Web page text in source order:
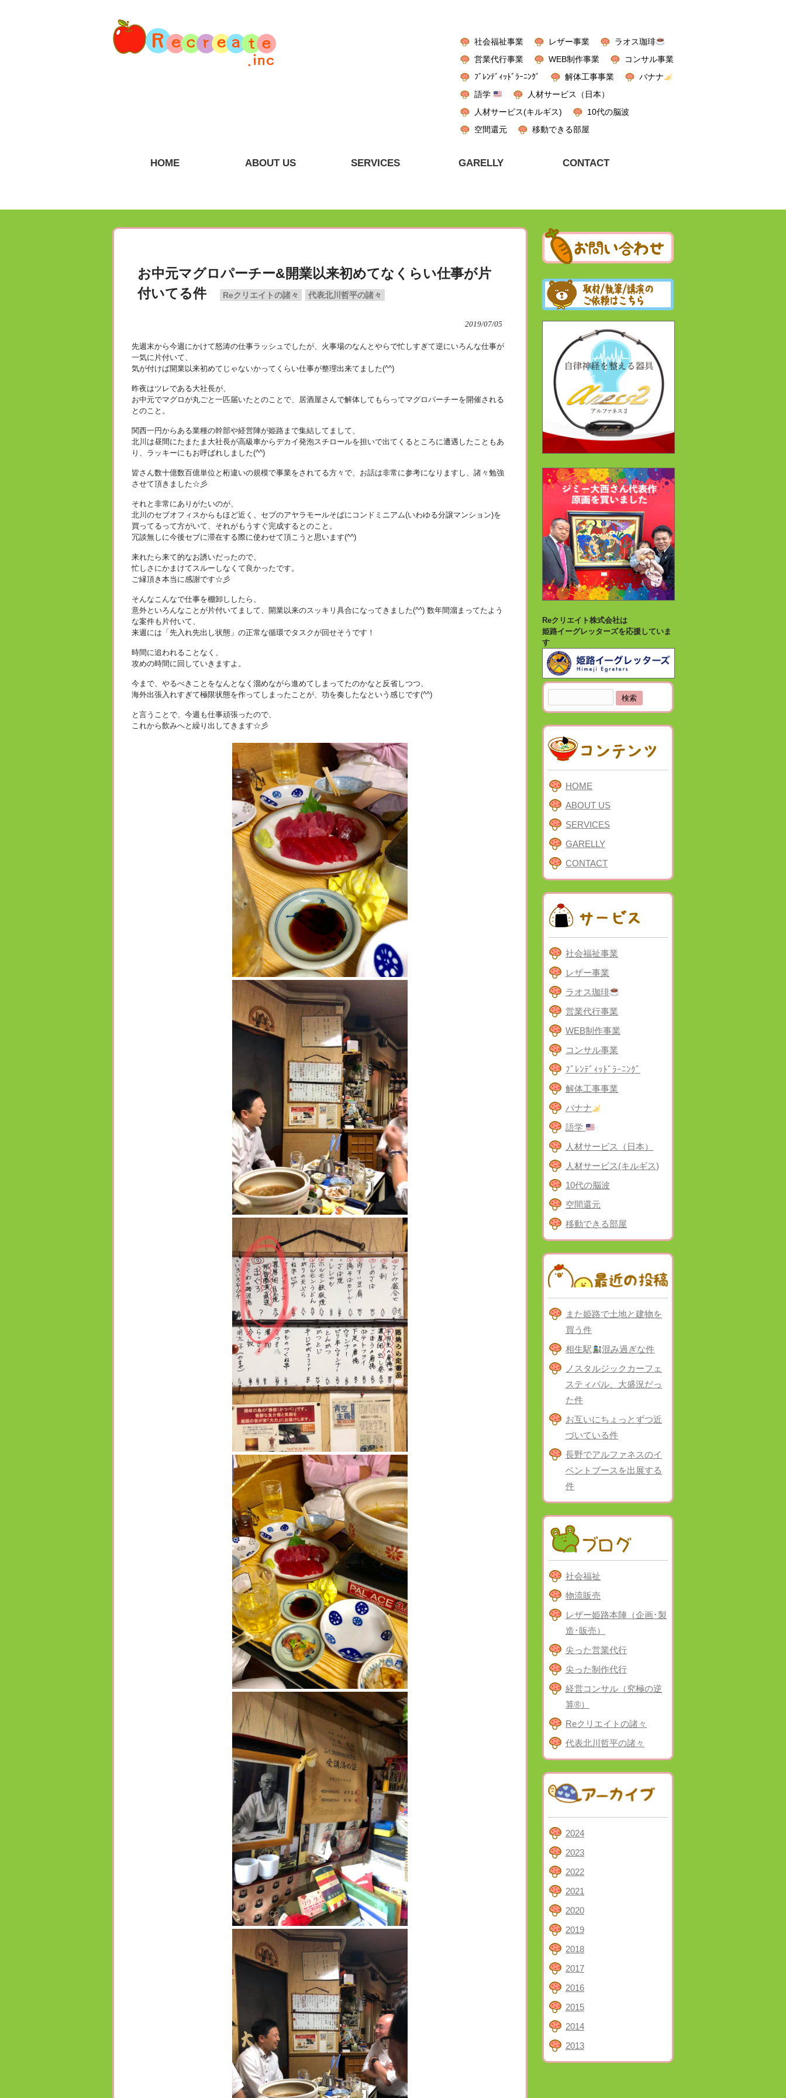
社会福祉事業 レザー事業
ラオス珈琲
営業代行事業
WEB制作事業
コンサル事業
ﾌﾞﾚﾝﾃﾞｨｯﾄﾞﾗｰﾆﾝｸﾞ
解体工事事業
バナナ
語学
人材サービス（日本）
人材サービス(キルギス)
10代の脳波
空間還元
移動できる部屋
HOME ABOUT US SERVICES GARELLY CONTACT
お中元マグロパーチー&開業以来初めてなくらい仕事が片
付いてる件
Reクリエイトの諸々 代表北川哲平の諸々
2019/07/05
先週末から今週にかけて怒涛の仕事ラッシュでしたが、火事場のなんとやらで忙しすぎて逆にいろんな仕事が
一気に片付いて、
気が付けば開業以来初めてじゃないかってくらい仕事が整理出来てました(^^)
昨夜はツレである大社長が、
お中元でマグロが丸ごと一匹届いたとのことで、居酒屋さんで解体してもらってマグロパーチーを開催される
とのこと。
関西一円からある業種の幹部や経営陣が姫路まで集結してまして、
北川は昼間にたまたま大社長が高級車からデカイ発泡スチロールを担いで出てくるところに遭遇したこともあ
り、ラッキーにもお呼ばれしました(^^)
皆さん数十億数百億単位と桁違いの規模で事業をされてる方々で、お話は非常に参考になりますし、諸々勉強
させて頂きました☆彡
それと非常にありがたいのが、
北川のセブオフィスからもほど近く、セブのアヤラモールそばにコンドミニアム(いわゆる分譲マンション)を
買ってるって方がいて、それがもうすぐ完成するとのこと。
冗談無しに今後セブに滞在する際に使わせて頂こうと思います(^^)
来れたら来て的なお誘いだったので、
忙しさにかまけてスルーしなくて良かったです。
ご縁頂き本当に感謝です☆彡
そんなこんなで仕事を棚卸ししたら、
意外といろんなことが片付いてまして、開業以来のスッキリ具合になってきました(^^) 数年間溜まってたよう
な案件も片付いて、
来週には「先入れ先出し状態」の正常な循環でタスクが回せそうです！
時間に追われることなく、
攻めの時間に回していきますよ。
今まで、やるべきことをなんとなく溜めながら進めてしまってたのかなと反省しつつ、
海外出張入れすぎて極限状態を作ってしまったことが、功を奏したなという感じです(^^)
と言うことで、今週も仕事頑張ったので、
これから飲みへと繰り出してきます☆彡
Reクリエイト株式会社は
姫路イーグレッターズを応援していま
す
索:
HOME
ABOUT US
SERVICES
GARELLY
CONTACT
社会福祉事業
レザー事業
ラオス珈琲
営業代行事業
WEB制作事業
コンサル事業
ﾌﾞﾚﾝﾃﾞｨｯﾄﾞﾗｰﾆﾝｸﾞ
解体工事事業
バナナ
語学
人材サービス（日本）
人材サービス(キルギス)
10代の脳波
空間還元
移動できる部屋
また姫路で土地と建物を
買う件
相生駅
混み過ぎな件
ノスタルジックカーフェ
スティバル、大盛況だっ
た件
お互いにちょっとずつ近
づいている件
長野でアルファネスのイ
ベントブースを出展する
件
社会福祉
物流販売
レザー姫路本陣（企画･製
造･販売）
尖った営業代行
尖った制作代行
経営コンサル（究極の逆
算®）
Reクリエイトの諸々
代表北川哲平の諸々
2024
2023
2022
2021
2020
2019
2018
2017
2016
2015
2014
2013